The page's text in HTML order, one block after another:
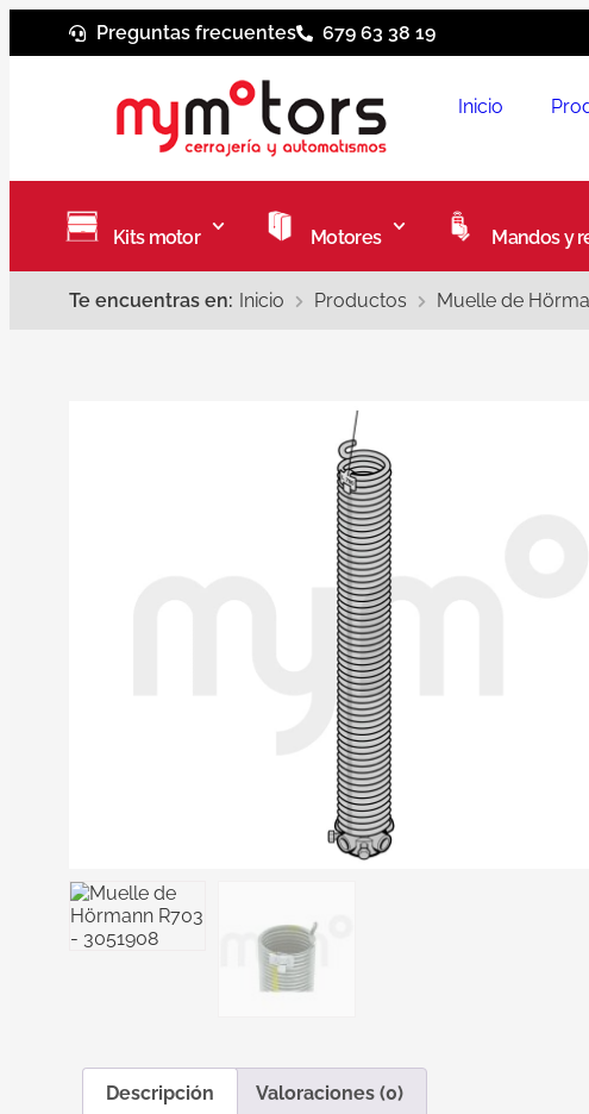
Preguntas frecuentes 679 63 38 19
Inicio
Kits motor Motores Mandos y
Te encuentras en: Inicio Productos Muelle de
Descripción Valoraciones (0)